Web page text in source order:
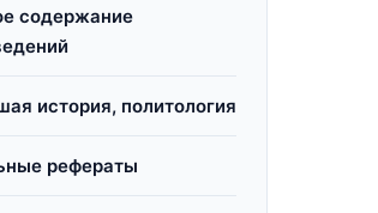
содержание
история, политология
рефераты